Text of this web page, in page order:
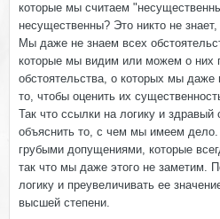
которые мы считаем
несущественны? Это никто не
Мы даже не знаем всех
которые мы видим или можем о них
обстоятельства, о которых мы даже
то, чтобы оценить их
Так что ссылки на логику и
объяснить то, с чем мы имеем
грубыми допущениями, которые
так что мы даже этого не заметим.
логику и преувеличивать ее
высшей степени.